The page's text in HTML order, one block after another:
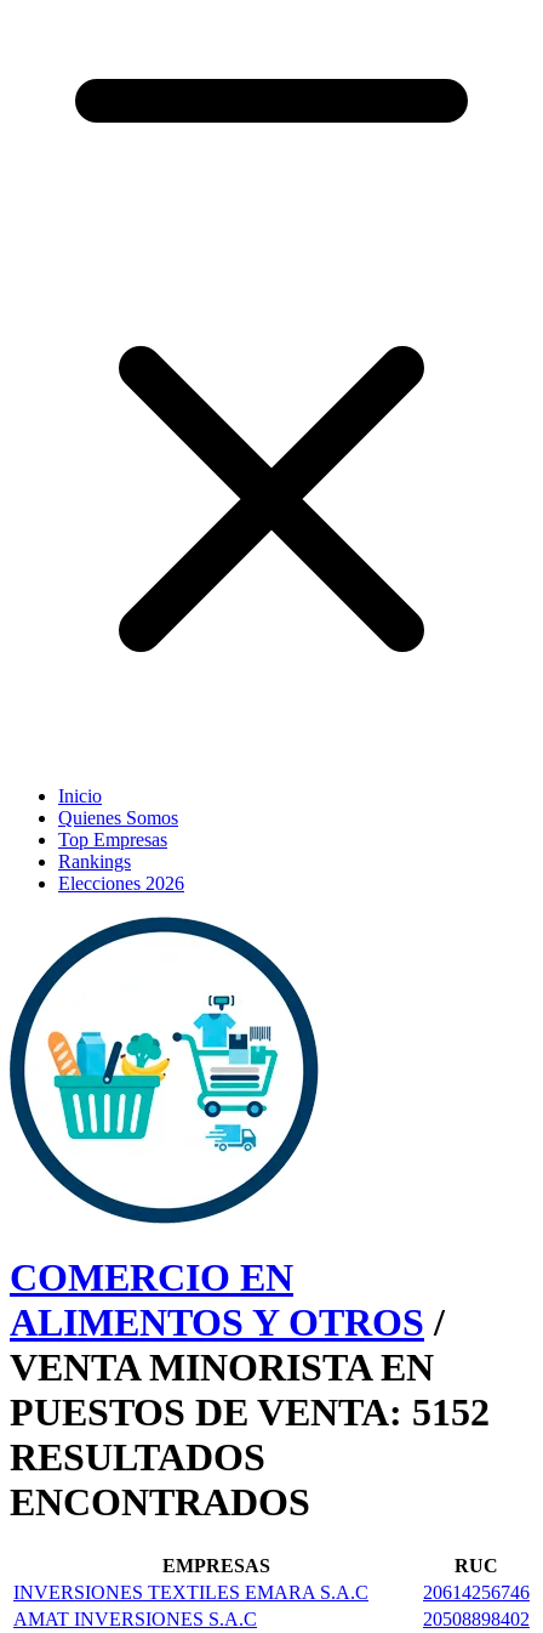
Inicio
Quienes Somos
Top Empresas
Rankings
Elecciones 2026
COMERCIO EN
ALIMENTOS Y OTROS /
VENTA MINORISTA EN
PUESTOS DE VENTA: 5152
RESULTADOS
ENCONTRADOS
EMPRESAS
RUC
INVERSIONES TEXTILES EMARA S.A.C
20614256746
AMAT INVERSIONES S.A.C
20508898402